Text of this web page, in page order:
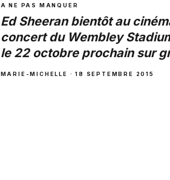
A NE PAS MANQUER
Ed Sheeran bientôt au
concert du Wembley
le 22 octobre prochain sur
MARIE-MICHELLE · 18 SEPTEMBRE 2015